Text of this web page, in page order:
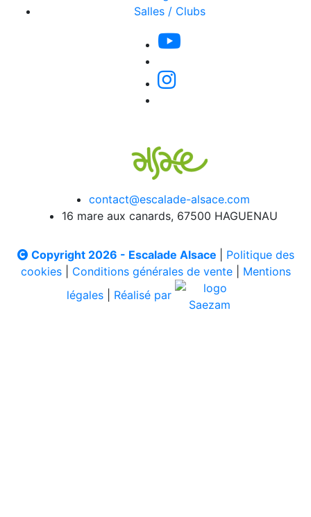
Salles / Clubs
contact@escalade-alsace.com
16 mare aux canards, 67500 HAGUENAU
Copyright 2026 - Escalade Alsace
Politique des
cookies| Conditions générales de vente| Mentions
légales
Réalisé par